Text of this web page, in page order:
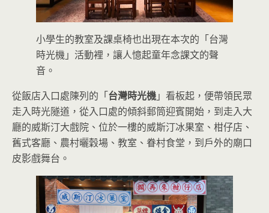
小學生的教室及課桌椅也出現在本次的「台灣
時光機」活動裡，讓人憶起童年念課文的聲
音。
從飯店入口處陳列的「台灣時光機」看板起，便帶領民眾
走入時光隧道，從入口處的傾斜郵筒迎賓開始，到走入大
廳的威斯汀大戲院、位於一樓的威斯汀冰果室、柑仔店、
舊式客廳、農村曬穀場、教室、眷村食堂，到戶外的廟口
皮影戲舞台。